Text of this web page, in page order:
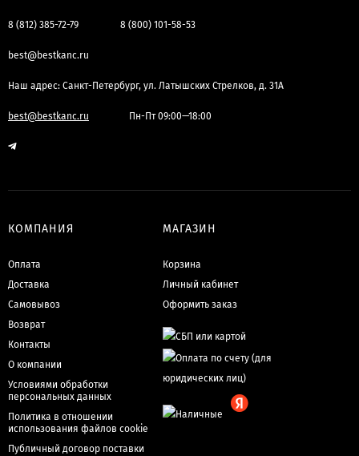
8 (812) 385-72-79 8 (800) 101-58-53
best@bestkanc.ru
Наш адрес: Санкт-Петербург, ул. Латышских Стрелков, д. 31А
best@bestkanc.ru Пн-Пт 09:00—18:00
КОМПАНИЯ
Оплата
Доставка
Самовывоз
Возврат
Контакты
О компании
Условиями обработки
персональных данных
Политика в отношении
использования файлов cookie
Публичный договор поставки
МАГАЗИН
Корзина
Личный кабинет
Оформить заказ